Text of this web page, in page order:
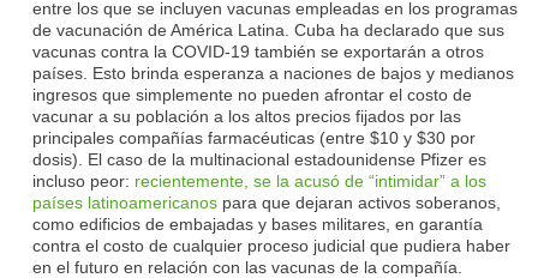
entre los que se incluyen vacunas empleadas en los programas
de vacunación de América Latina. Cuba ha declarado que sus
vacunas contra la COVID‑19 también se exportarán a otros
países. Esto brinda esperanza a naciones de bajos y medianos
ingresos que simplemente no pueden afrontar el costo de
vacunar a su población a los altos precios fijados por las
principales compañías farmacéuticas (entre $10 y $30 por
dosis). El caso de la multinacional estadounidense Pfizer es
incluso peor: recientemente, se la acusó de “intimidar” a los
países latinoamericanos para que dejaran activos soberanos,
como edificios de embajadas y bases militares, en garantía
contra el costo de cualquier proceso judicial que pudiera haber
en el futuro en relación con las vacunas de la compañía.